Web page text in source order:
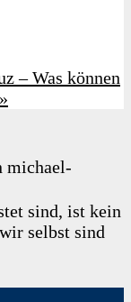
– Was können
»
michael-
sind, ist kein
selbst sind